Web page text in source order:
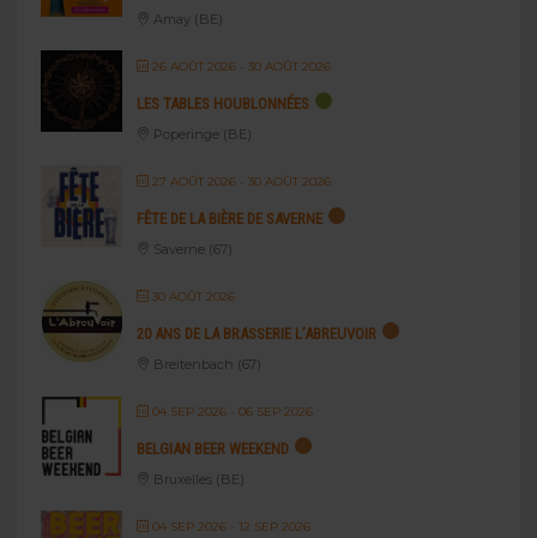
Amay (BE)
26 AOÛT 2026- 30 AOÛT 2026
LES TABLES HOUBLONNÉES
Poperinge (BE)
27 AOÛT 2026- 30 AOÛT 2026
FÊTE DE LA BIÈRE DE SAVERNE
Saverne (67)
30 AOÛT 2026
20 ANS DE LA BRASSERIE L’ABREUVOIR
Breitenbach (67)
04 SEP 2026- 06 SEP 2026
BELGIAN BEER WEEKEND
Bruxelles (BE)
04 SEP 2026- 12 SEP 2026